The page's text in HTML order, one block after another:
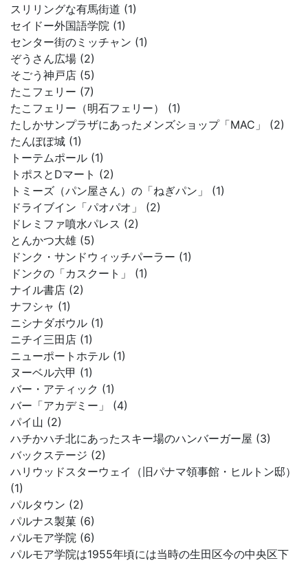
スリリングな有馬街道 (1)
セイドー外国語学院 (1)
センター街のミッチャン (1)
ぞうさん広場 (2)
そごう神戸店 (5)
たこフェリー (7)
たこフェリー（明石フェリー） (1)
たしかサンプラザにあったメンズショップ「MAC」 (2)
たんぽぽ城 (1)
トーテムポール (1)
トポスとDマート (2)
トミーズ（パン屋さん）の「ねぎパン」 (1)
ドライブイン「パオパオ」 (2)
ドレミファ噴水パレス (2)
とんかつ大雄 (5)
ドンク・サンドウィッチパーラー (1)
ドンクの「カスクート」 (1)
ナイル書店 (2)
ナフシャ (1)
ニシナダボウル (1)
ニチイ三田店 (1)
ニューポートホテル (1)
ヌーベル六甲 (1)
バー・アティック (1)
バー「アカデミー」 (4)
パイ山 (2)
ハチかハチ北にあったスキー場のハンバーガー屋 (3)
バックステージ (2)
ハリウッドスターウェイ（旧パナマ領事館・ヒルトン邸）
(1)
パルタウン (2)
パルナス製菓 (6)
パルモア学院 (6)
パルモア学院は1955年頃には当時の生田区今の中央区下